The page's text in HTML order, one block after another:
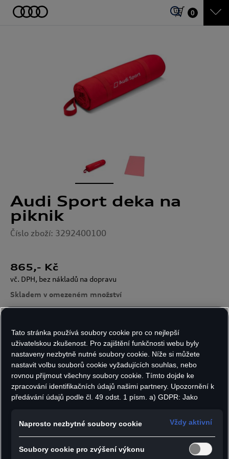
0
Audi Sport deka na
piknik
Číslo zboží: 3292400100
865,- Kč
vč. DPH, bez nákladů na dopravu
Skladem v omezeném množství
Počet kusů:
Do košíku
- Pikniková deka v červené barvě s černou spodní
stranou
Tato stránka používá soubory cookie pro co nejlepší
uživatelskou zkušenost. Pro zajištění funkčnosti webu byly
nastaveny nezbytně nutné soubory cookie. Níže si můžete
nastavit volbu souborů cookie vyžadujících souhlas, nebo
rovnou přijmout všechny soubory cookie. Tímto dojde ke
zpracování identifikačních údajů našimi partnery. Upozornění k
předávání údajů podle čl. 49 odst. 1 písm. a) GDPR: Jako
používán Google Analytics. Nelze vyloučit, že společnost
Google Ireland jako náš smluvní partner předává osobní údaje
státech neexistuje úroveň ochrany osobních údajů věcně
Naprosto nezbytné soubory cookie Vždy aktivní
Soubory cookie pro zvýšení výkonu